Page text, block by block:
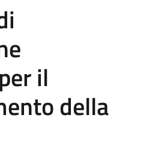
il
della